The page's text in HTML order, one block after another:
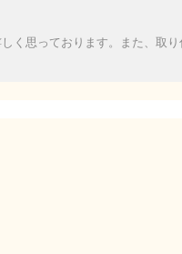
思っております。また、取